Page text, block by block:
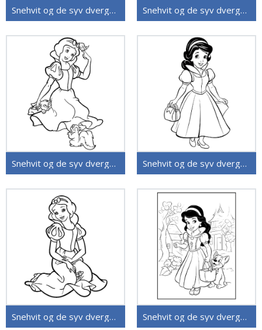
Snehvit og de syv dvergene (32) Snehvit og de syv dvergene (31)
Snehvit og de syv dvergene (30) Snehvit og de syv dvergene (28)
Snehvit og de syv dvergene (29) Snehvit og de syv dvergene (27)